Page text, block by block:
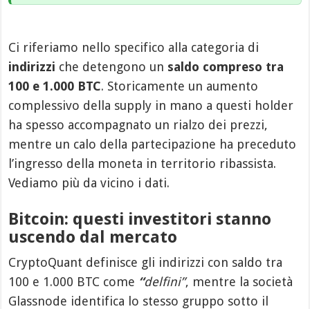
Ci riferiamo nello specifico alla categoria di
indirizzi che detengono un saldo compreso tra
100 e 1.000 BTC. Storicamente un aumento
complessivo della supply in mano a questi holder
ha spesso accompagnato un rialzo dei prezzi,
mentre un calo della partecipazione ha preceduto
l’ingresso della moneta in territorio ribassista.
Vediamo più da vicino i dati.
Bitcoin: questi investitori stanno
uscendo dal mercato
CryptoQuant definisce gli indirizzi con saldo tra
100 e 1.000 BTC come “delfini”, mentre la società
Glassnode identifica lo stesso gruppo sotto il